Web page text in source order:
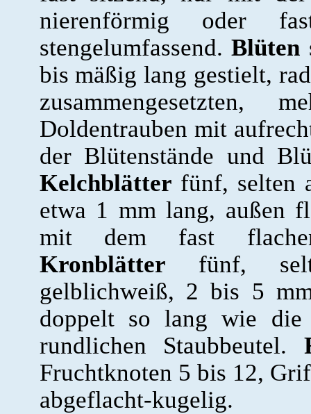
nierenförmig oder
stengelumfassend. Blüten
bis mäßig lang gestielt,
zusammengesetzten,
Doldentrauben mit
der Blütenstände und
Kelchblätter fünf, selten
etwa 1 mm lang, außen
mit dem fast flachen
Kronblätter fünf,
gelblichweiß, 2 bis 5
doppelt so lang wie
rundlichen Staubbeutel.
Fruchtknoten 5 bis 12,
abgeflacht-kugelig.